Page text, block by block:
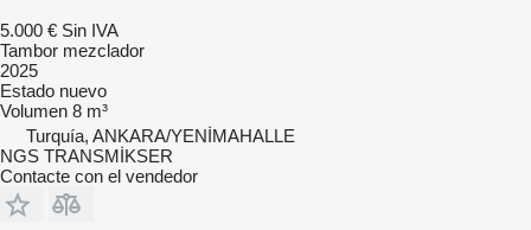
5.000 € Sin IVA
Tambor mezclador
2025
Estado nuevo
Volumen 8 m³
Turquía, ANKARA/YENİMAHALLE
NGS TRANSMİKSER
Contacte con el vendedor